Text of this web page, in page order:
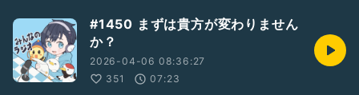
#1450 まずは貴方が変わりません
か？
2026-04-06 08:36:27
351
07:23